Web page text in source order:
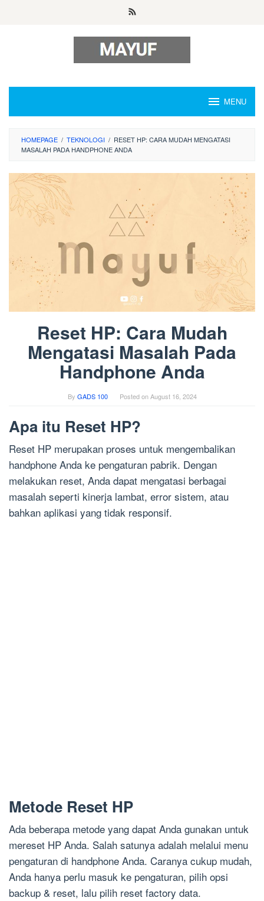
MENU
HOMEPAGE / TEKNOLOGI / RESET HP: CARA MUDAH MENGATASI
MASALAH PADA HANDPHONE ANDA
Reset HP: Cara Mudah
Mengatasi Masalah Pada
Handphone Anda
By GADS 100 Posted onAugust 16, 2024
Apa itu Reset HP?
Reset HP merupakan proses untuk mengembalikan
handphone Anda ke pengaturan pabrik. Dengan
melakukan reset, Anda dapat mengatasi berbagai
masalah seperti kinerja lambat, error sistem, atau
bahkan aplikasi yang tidak responsif.
Metode Reset HP
Ada beberapa metode yang dapat Anda gunakan untuk
mereset HP Anda. Salah satunya adalah melalui menu
pengaturan di handphone Anda. Caranya cukup mudah,
Anda hanya perlu masuk ke pengaturan, pilih opsi
backup & reset, lalu pilih reset factory data.